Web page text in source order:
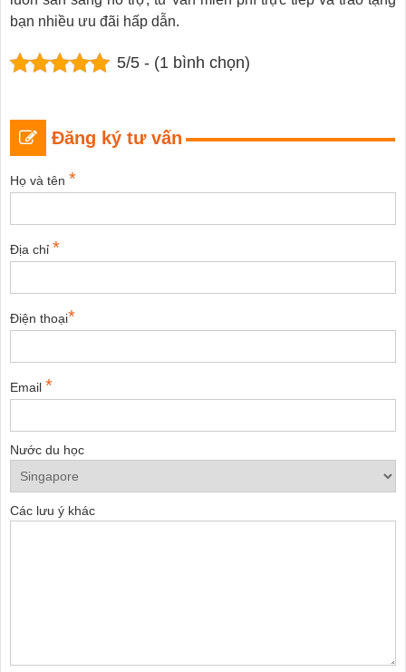
bạn nhiều ưu đãi hấp dẫn.
5/5 - (1 bình chọn)
Đăng ký tư vấn
Họ và tên *
Địa chỉ *
Điện thoại*
Email *
Nước du học
Các lưu ý khác